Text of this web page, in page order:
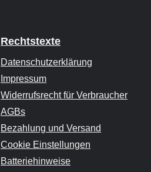
Rechtstexte
Datenschutzerklärung
Impressum
Widerrufsrecht für Verbraucher
AGBs
Bezahlung und Versand
Cookie Einstellungen
Batteriehinweise